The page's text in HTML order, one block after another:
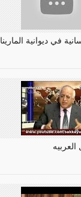
في ديوانية المارينا